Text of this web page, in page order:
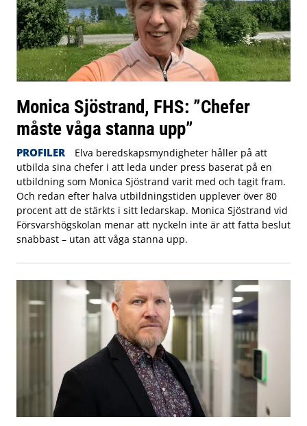
Monica Sjöstrand, FHS: ”Chefer
måste våga stanna upp”
PROFILER
Elva beredskapsmyndigheter håller på att
utbilda sina chefer i att leda under press baserat på en
utbildning som Monica Sjöstrand varit med och tagit fram.
Och redan efter halva utbildningstiden upplever över 80
procent att de stärkts i sitt ledarskap. Monica Sjöstrand vid
Försvarshögskolan menar att nyckeln inte är att fatta beslut
snabbast – utan att våga stanna upp.